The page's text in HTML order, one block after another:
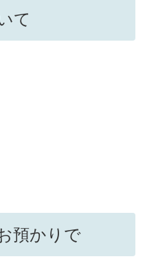
て
預かりで